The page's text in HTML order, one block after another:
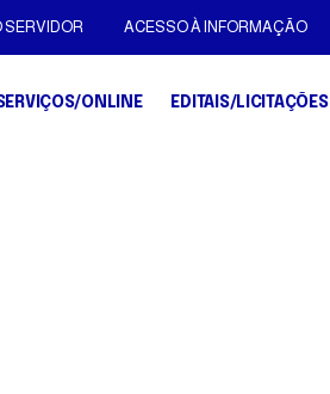
SERVIDOR ACESSO À INFORMAÇÃO
ONLINE EDITAIS/LICITAÇÕES